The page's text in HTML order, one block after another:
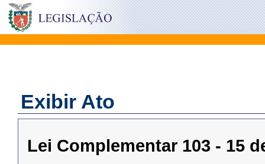
Exibir Ato
Lei Complementar 103 - 15